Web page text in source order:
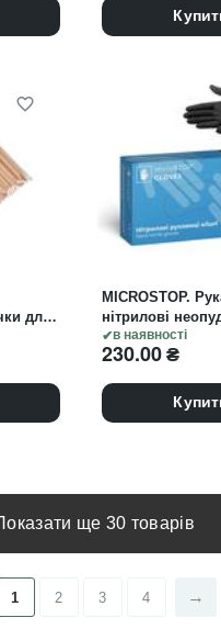
для
в наявності
MICROSTOP.
нітрилові
g, XS, 100 шт,
230.00₴
ще 30 товарів
1 2 3 4